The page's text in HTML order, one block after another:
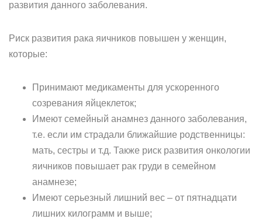
развития данного заболевания.
Риск развития рака яичников повышен у женщин,
которые:
Принимают медикаменты для ускоренного
созревания яйцеклеток;
Имеют семейный анамнез данного заболевания,
т.е. если им страдали ближайшие родственницы:
мать, сестры и т.д. Также риск развития онкологии
яичников повышает рак груди в семейном
анамнезе;
Имеют серьезный лишний вес – от пятнадцати
лишних килограмм и выше;